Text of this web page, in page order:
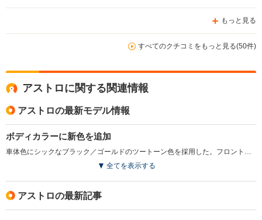
もっと見る
すべてのクチコミをもっと見る(50件)
アストロに関する関連情報
アストロの最新モデル情報
ボディカラーに新色を追加
車体色にシックなブラック／ゴールドのツートーン色を採用した。フロントガラスのサンシェードのデザインを変更した。(2005.1)
全てを表示する
アストロの最新記事